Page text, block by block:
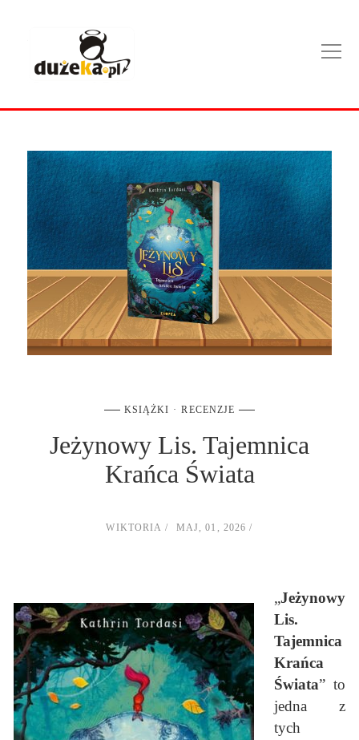
KSIĄŻKI RECENZJE
Jeżynowy Lis. Tajemnica
Krańca Świata
WIKTORIA MAJ, 01, 2026
„Jeżynowy
Lis.
Tajemnica
Krańca
Świata” to
jedna z
tych